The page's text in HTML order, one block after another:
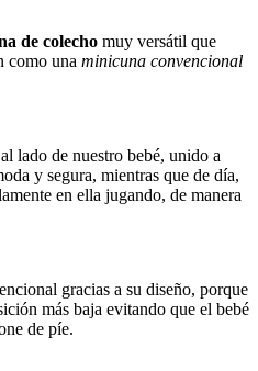
de colecho muy versátil que
como una minicuna convencional
lado de nuestro bebé, unido a
y segura, mientras que de día,
en ella jugando, de manera
gracias a su diseño, porque
más baja evitando que el bebé
de píe.